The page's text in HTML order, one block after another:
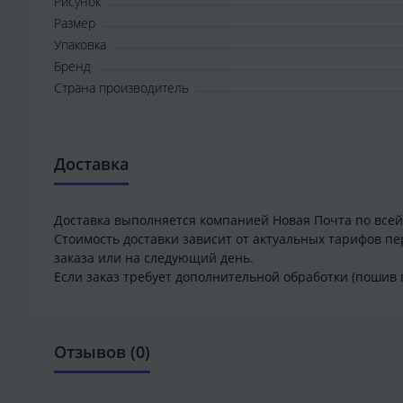
Размер
Упаковка
Бренд
Страна производитель
Доставка
Доставка выполняется компанией Новая Почта по
Стоимость доставки зависит от актуальных тарифов
заказа или на следующий день.
Если заказ требует дополнительной обработки
Отзывов (0)